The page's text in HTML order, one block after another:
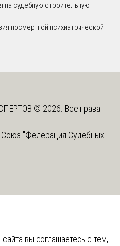
на судебную строительную
посмертной психиатрической
© 2026. Все права
Союз "Федерация Судебных
вы соглашаетесь с тем,